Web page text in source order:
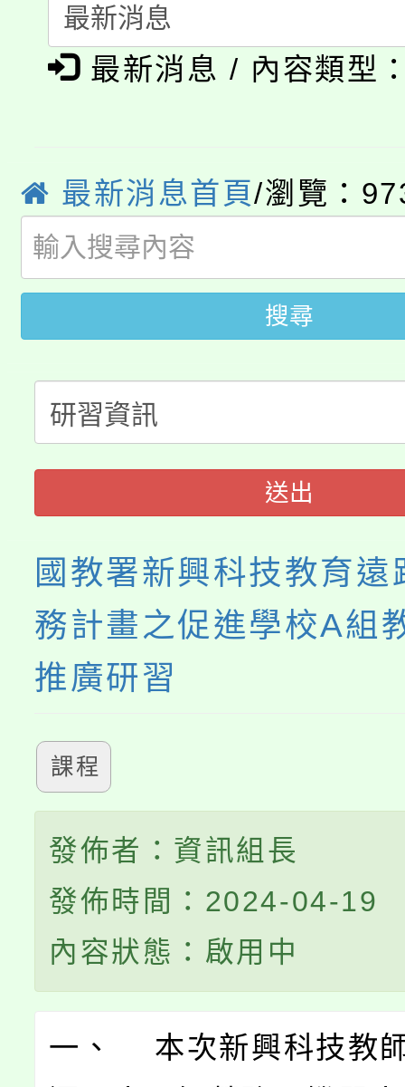
代理(課)教師甄選結果(
轉知中國文化大學推廣
《TA101》溝通分析基
系所師生報名參加。
淨零綠生活教案入校路
學籍身 分審查程序及
版
淨零綠領人才培育課程
公告本校115學年度第
代理(課)教師甄選結果(
「2026金融保險知識
車」活動
桃園市115學年度學生
生本土語及新住民語歌
公告本校115學年度第
代理(課)教師甄選結果(
公告本校115學年度第
代理(課)教師甄選結果(
轉知中國文化大學推廣
《TA101》溝通分析基
程，歡迎學生輔導中心
心理、諮商輔導、社會
系所師生報名參加。
最新消息 / 內容類型
最新消息首頁/瀏覽：
搜尋
送出
國教署新興科技教育遠
務計畫之促進學校A組
推廣研習
課程
發佈者：資訊組長
發佈時間：2024-04-19
內容狀態：啟用中
一、 本次新興科技教